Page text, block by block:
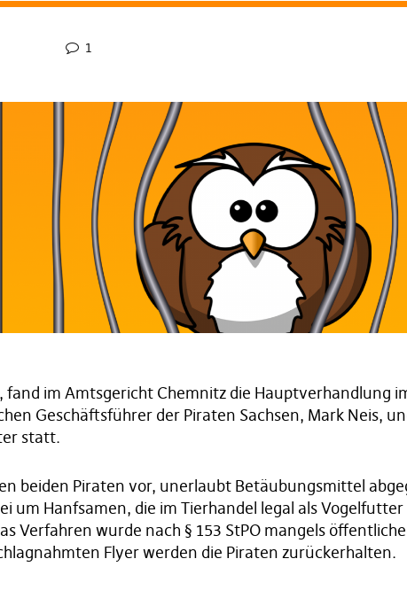
1
im Amtsgericht Chemnitz die Hauptverhandlung
Geschäftsführer der Piraten Sachsen, Mark Neis,
statt.
beiden Piraten vor, unerlaubt Betäubungsmittel
um Hanfsamen, die im Tierhandel legal als
Verfahren wurde nach § 153 StPO mangels
Flyer werden die Piraten zurückerhalten.